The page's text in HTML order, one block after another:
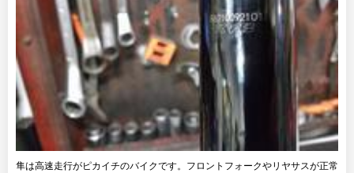
隼は高速走行がピカイチのバイクです。フロントフォークやリヤサスが正常